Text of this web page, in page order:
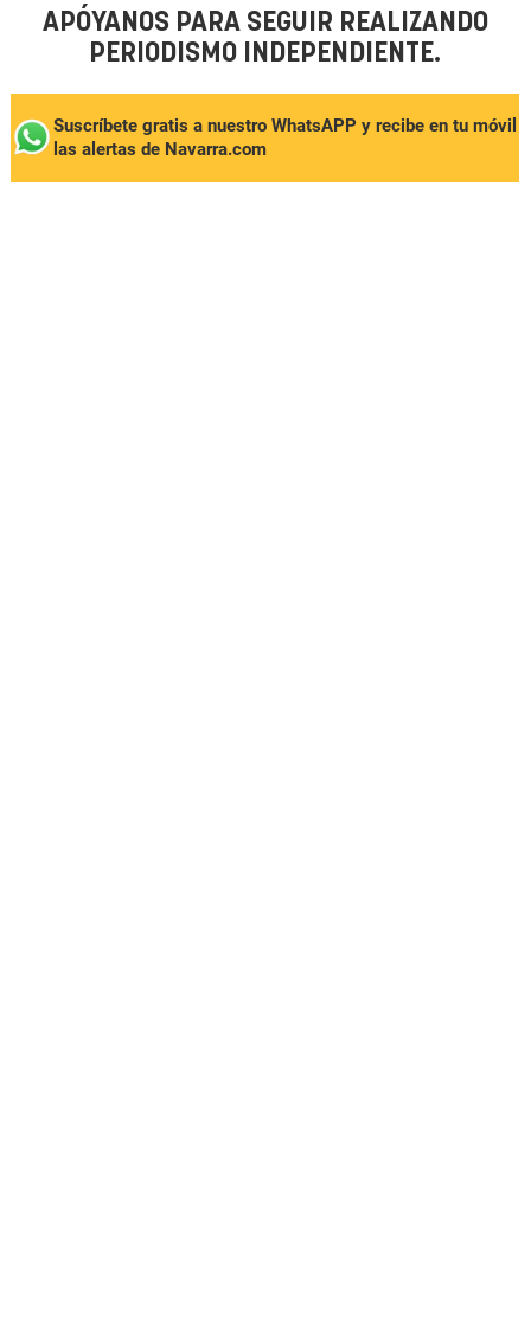
APÓYANOS PARA SEGUIR REALIZANDO
PERIODISMO INDEPENDIENTE.
Suscríbete gratis a nuestro WhatsAPP y recibe en tu móvil
las alertas de Navarra.com